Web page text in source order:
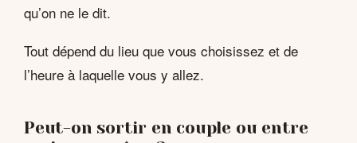
qu’on ne le dit.
Tout dépend du lieu que vous choisissez et de
l’heure à laquelle vous y allez.
Peut-on sortir en couple ou entre